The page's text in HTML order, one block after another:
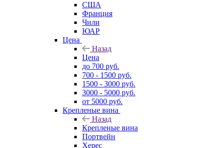
США
Франция
Чили
ЮАР
Цена
Назад
Цена
до 700 руб.
700 - 1500 руб.
1500 - 3000 руб.
3000 - 5000 руб.
от 5000 руб.
Крепленые вина
Назад
Крепленые вина
Портвейн
Херес